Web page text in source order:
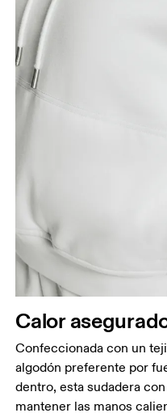
Mide el contorno de la parte con más volumen del
busto manteniendo
Cintura
Mide el contorno de la parte más estrecha de la
cintura.
Cadera
Mide el contorno de la parte más ancha de las
caderas.
Calor
Confeccionada con un
algodón preferente por
dentro, esta sudadera
mantener las manos